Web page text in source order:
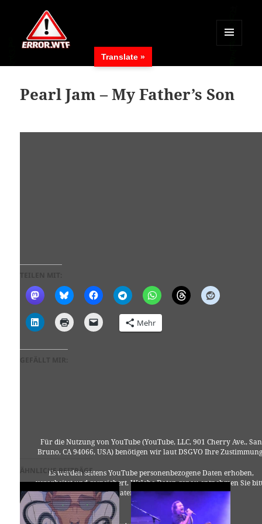
MENÜ
WIDGETS
Pearl Jam – My Father’s Son
Für die Nutzung von YouTube (YouTube, LLC, 901 Cherry Ave., San
Bruno, CA 94066, USA) benötigen wir laut DSGVO Ihre
Es werden seitens YouTube personenbezogene Daten erhoben,
verarbeitet und gespeichert. Welche Daten genau entnehmen Sie
den Datenschutzbedingungen.
Mehr
ÄHNLICHE BEITRÄGE
Translate »